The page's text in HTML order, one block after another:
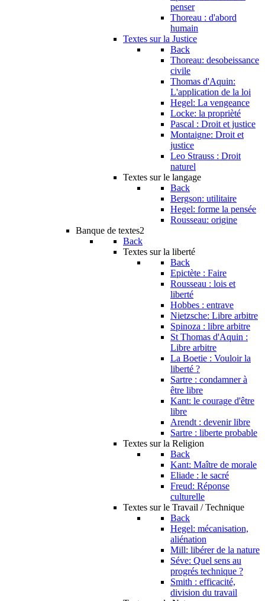
penser
Thoreau : d'abord
humain
Textes sur la Justice
Back
Thoreau: desobeissance
civile
Thomas d'Aquin:
L'application de la loi
Hegel: La vengeance
Locke: la proprièté
Pascal : Droit et justice
Montaigne: Droit et
justice
Leo Strauss : Droit
naturel
Textes sur le langage
Back
Bergson: utilitaire
Hegel: forme la pensée
Rousseau: origine
Banque de textes2
Back
Textes sur la liberté
Back
Epictète : Faire
Rousseau : lois et
liberté
Hobbes : entrave
Nietzsche: Libre arbitre
Spinoza : libre arbitre
St Thomas d'Aquin :
Libre arbitre
La Boetie : Vouloir la
liberté ?
Sartre : condamner à
être libre
Kant: le courage d'être
libre
Arendt : devenir libre
Sartre : liberte probable
Textes sur la Religion
Back
Kant: Maître de morale
Eliade : le sacré
Freud: Réponse
culturelle
Textes sur le Travail / Technique
Back
Hegel: mécanisation,
aliénation
Mill: libérer de la nature
Séve: Quel sens au
progrés technique ?
Smith : efficacité,
division du travail